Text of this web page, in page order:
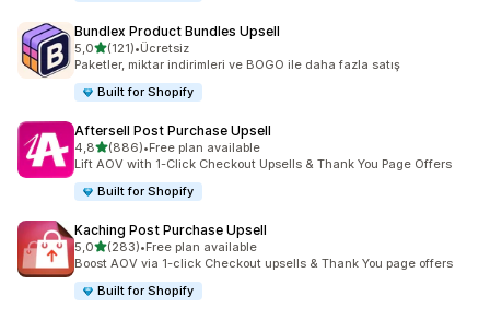
Bundlex Product Bundles Upsell
5,05 yıldız üzerinden
(121)
toplam 121 değerlendirme
•Ücretsiz
Paketler, miktar indirimleri ve BOGO ile daha fazla satış
Built for Shopify
Aftersell Post Purchase Upsell
4,85 yıldız üzerinden
(886)
toplam 886 değerlendirme
•Free plan available
Lift AOV with 1-Click Checkout Upsells & Thank You Page Offers
Built for Shopify
Kaching Post Purchase Upsell
5,05 yıldız üzerinden
(283)
toplam 283 değerlendirme
•Free plan available
Boost AOV via 1-click Checkout upsells & Thank You page offers
Built for Shopify